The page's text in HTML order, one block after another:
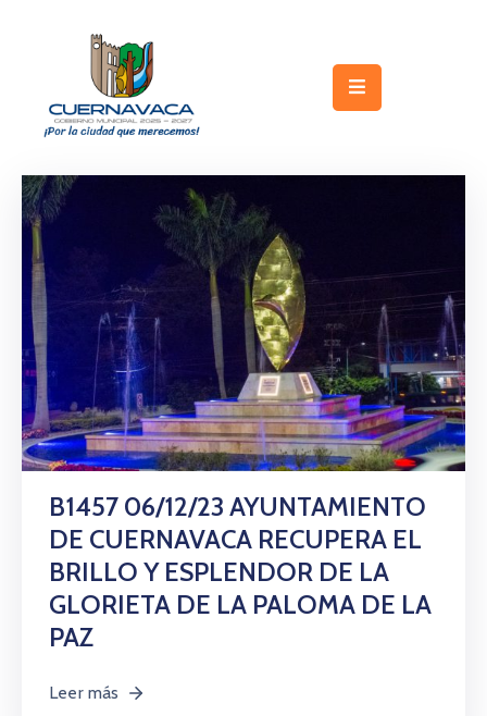
Gobierno
Turismo
Trámites
Servicios
Licitaciones
Transparencia
Directorio
B1457 06/12/23 AYUNTAMIENTO
DE CUERNAVACA RECUPERA EL
BRILLO Y ESPLENDOR DE LA
GLORIETA DE LA PALOMA DE LA
PAZ
Leer más